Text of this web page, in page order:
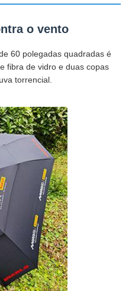
o vento
60 polegadas quadradas é
fibra de vidro e duas copas
torrencial.